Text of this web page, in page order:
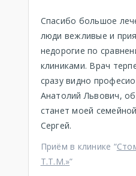
Спасибо большое
люди вежливые и
недорогие по
клиниками. Врач
сразу видно
Анатолий Львович,
станет моей
Сергей.
Приём в клинике “
Т.Т.М.»”